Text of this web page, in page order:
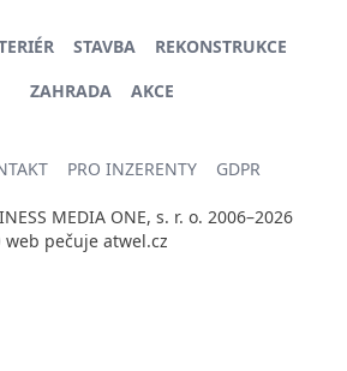
STAVBA
REKONSTRUKCE
ZAHRADA
AKCE
PRO INZERENTY GDPR
MEDIA ONE, s. r. o. 2006–2026